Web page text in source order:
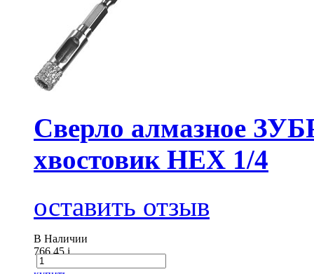
Cверло алмазное
хвостовик HEX 1/4
оставить отзыв
В Наличии
766.45i